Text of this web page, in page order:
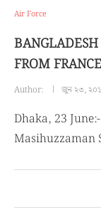
Air Force
FROM FRANCE
Author: জুন ২৩,
Dhaka, 23
Masihuzzaman